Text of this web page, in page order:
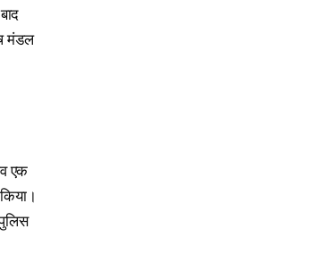
मंडल
एक